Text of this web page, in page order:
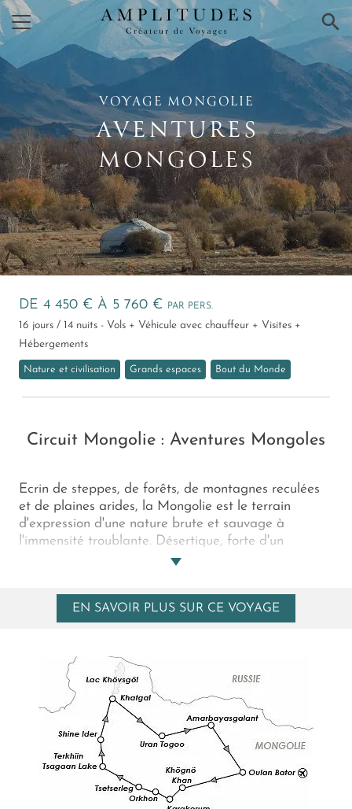
×
VOYAGE MONGOLIE
AVENTURES
MONGOLES
DE 4 450 € À 5 760 € PAR PERS.
16 jours / 14 nuits - Vols + Véhicule avec chauffeur + Visites +
Hébergements
Nature et civilisation Grands espaces Bout du Monde
Circuit Mongolie : Aventures Mongoles
Ecrin de steppes, de forêts, de montagnes reculées
et de plaines arides, la Mongolie est le terrain
d'expression d'une nature brute et sauvage à
l'immensité troublante. Désertique, forte d'un
patrimoine naturel et culturel riche et préservé,
conditions simples et en yourtes blanches
traditionnelles. Mais quel bonheur de revenir à
un peuple chaleureux et fier dépositaire d'une
civilisation à l'écart du monde contemporain mais
encore et surtout de vivre cette expérience 100%
nomade comme une épopée moderne qui, soudain,
semble faire fonctionner la machine à remonter le
temps! Un voyage tout simplement unique.
EN SAVOIR PLUS SUR CE VOYAGE